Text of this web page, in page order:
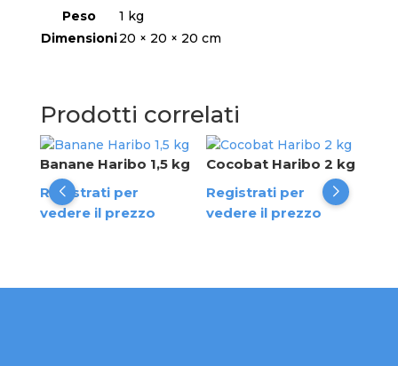
Peso
1 kg
Dimensioni20 × 20 × 20 cm
Prodotti correlati
Banane Haribo 1,5 kg
Registrati per
vedere il prezzo
Cocobat Haribo 2 kg
Registrati per
vedere il prezzo